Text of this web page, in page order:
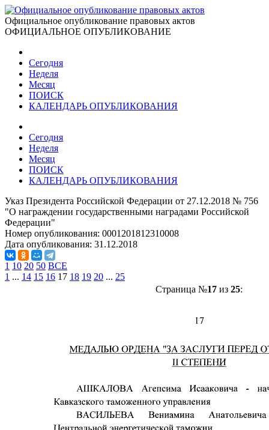
Официальное опубликование правовых актов
ОФИЦИАЛЬНОЕ ОПУБЛИКОВАНИЕ
Сегодня
Неделя
Месяц
ПОИСК
КАЛЕНДАРЬ ОПУБЛИКОВАНИЯ
Сегодня
Неделя
Месяц
ПОИСК
КАЛЕНДАРЬ ОПУБЛИКОВАНИЯ
Указ Президента Российской Федерации от 27.12.2018 № 756
"О награждении государственными наградами Российской
Федерации"
Номер опубликования: 0001201812310008
Дата опубликования: 31.12.2018
1 10 20 50 ВСЕ
1 ... 14 15 16 17 18 19 20 ... 25
Страница №17из 25: